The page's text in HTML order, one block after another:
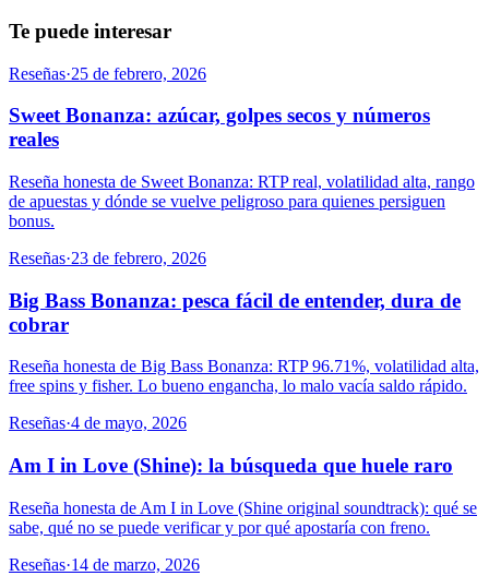
Te puede interesar
Reseñas·25 de febrero, 2026
Sweet Bonanza: azúcar, golpes secos y números
reales
Reseña honesta de Sweet Bonanza: RTP real, volatilidad alta, rango
de apuestas y dónde se vuelve peligroso para quienes persiguen
bonus.
Reseñas·23 de febrero, 2026
Big Bass Bonanza: pesca fácil de entender, dura de
cobrar
Reseña honesta de Big Bass Bonanza: RTP 96.71%, volatilidad alta,
free spins y fisher. Lo bueno engancha, lo malo vacía saldo rápido.
Reseñas·4 de mayo, 2026
Am I in Love (Shine): la búsqueda que huele raro
Reseña honesta de Am I in Love (Shine original soundtrack): qué se
sabe, qué no se puede verificar y por qué apostaría con freno.
Reseñas·14 de marzo, 2026